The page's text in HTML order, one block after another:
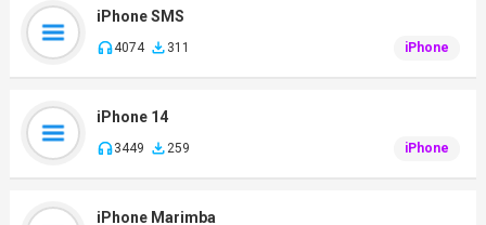
iPhone SMS
4074 311 iPhone
iPhone 14
3449 259 iPhone
iPhone Marimba